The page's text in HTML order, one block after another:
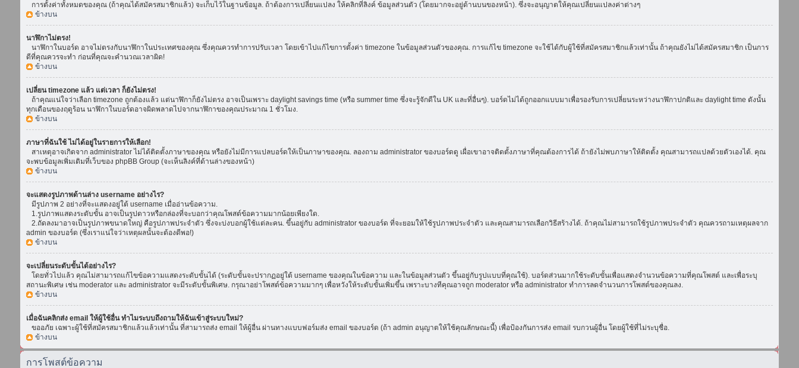
การตั้งค่าทั้งหมดของคุณ (ถ้าคุณได้สมัครสมาชิกแล้ว) จะเก็บไว้ในฐานข้อมูล. ถ้าต้องการเปลี่ยนแปลง ให้คลิกที่ลิงค์ ข้อมูลส่วนตัว (โดยมากจะอยู่ด้านบนของหน้า). ซึ่งจะอนุญาตให้คุณเปลี่ยนแปลงค่าต่างๆ
ข้างบน
นาฬิกาไม่ตรง!
นาฬิกาในบอร์ด อาจไม่ตรงกับนาฬิกาในประเทศของคุณ ซึ่งคุณควรทำการปรับเวลา โดยเข้าไปแก้ไขการตั้งค่า timezone ในข้อมูลส่วนตัวของคุณ. การแก้ไข timezone จะใช้ได้กับผู้ใช้ที่สมัครสมาชิกแล้วเท่านั้น ถ้าคุณยังไม่ได้สมัครสมาชิก เป็นการ
ดีที่คุณควรจะทำ ก่อนที่คุณจะคำนวณเวลาผิด!
ข้างบน
เปลี่ยน timezone แล้ว แต่เวลา ก็ยังไม่ตรง!
ถ้าคุณแน่ใจว่าเลือก timezone ถูกต้องแล้ว แต่นาฬิกาก็ยังไม่ตรง อาจเป็นเพราะ daylight savings time (หรือ summer time ซึ่งจะรู้จักดีใน UK และที่อื่นๆ). บอร์ดไม่ได้ถูกออกแบบมาเพื่อรองรับการเปลี่ยนระหว่างนาฬิกาปกติและ daylight time ดังนั้น
ทุกเดือนของฤดูร้อน นาฬิกาในบอร์ดอาจผิดพลาดไปจากนาฬิกาของคุณประมาณ 1 ชั่วโมง.
ข้างบน
ภาษาที่ฉันใช้ ไม่ได้อยู่ในรายการให้เลือก!
สาเหตุอาจเกิดจาก administrator ไม่ได้ติดตั้งภาษาของคุณ หรือยังไม่มีการแปลบอร์ดให้เป็นภาษาของคุณ. ลองถาม administrator ของบอร์ดดู เผื่อเขาอาจติดตั้งภาษาที่คุณต้องการได้ ถ้ายังไม่พบภาษาให้ติดตั้ง คุณสามารถแปลด้วยตัวเองได้. คุณ
จะพบข้อมูลเพิ่มเติมที่เว็บของ phpBB Group (จะเห็นลิงค์ที่ด้านล่างของหน้า)
ข้างบน
จะแสดงรูปภาพด้านล่าง username อย่างไร?
มีรูปภาพ 2 อย่างที่จะแสดงอยู่ใต้ username เมื่ออ่านข้อความ.
1.รูปภาพแสดงระดับขั้น อาจเป็นรูปดาวหรือกล่องที่จะบอกว่าคุณโพสต์ข้อความมากน้อยเพียงใด.
2.ถัดลงมาอาจเป็นรูปภาพขนาดใหญ่ คือรูปภาพประจำตัว ซึ่งจะบ่งบอกผู้ใช้แต่ละคน. ขึ้นอยู่กับ administrator ของบอร์ด ที่จะยอมให้ใช้รูปภาพประจำตัว และคุณสามารถเลือกวิธีสร้างได้. ถ้าคุณไม่สามารถใช้รูปภาพประจำตัว คุณควรถามเหตุผลจาก
admin ของบอร์ด (ซึ่งเราแน่ใจว่าเหตุผลนั้นจะต้องดีพอ!)
ข้างบน
จะเปลี่ยนระดับขั้นได้อย่างไร?
โดยทั่วไปแล้ว คุณไม่สามารถแก้ไขข้อความแสดงระดับขั้นได้ (ระดับขั้นจะปรากฏอยู่ใต้ username ของคุณในข้อความ และในข้อมูลส่วนตัว ขึ้นอยู่กับรูปแบบที่คุณใช้). บอร์ดส่วนมากใช้ระดับขั้นเพื่อแสดงจำนวนข้อความที่คุณโพสต์ และเพื่อระบุ
สถานะพิเศษ เช่น moderator และ administrator จะมีระดับขั้นพิเศษ. กรุณาอย่าโพสต์ข้อความมากๆ เพื่อหวังให้ระดับขั้นเพิ่มขึ้น เพราะบางทีคุณอาจถูก moderator หรือ administrator ทำการลดจำนวนการโพสต์ของคุณลง.
ข้างบน
เมื่อฉันคลิกส่ง email ให้ผู้ใช้อื่น ทำไมระบบถึงถามให้ฉันเข้าสู่ระบบใหม่?
ขออภัย เฉพาะผู้ใช้ที่สมัครสมาชิกแล้วแล้วเท่านั้น ที่สามารถส่ง email ให้ผู้อื่น ผ่านทางแบบฟอร์มส่ง email ของบอร์ด (ถ้า admin อนุญาตให้ใช้คุณลักษณะนี้) เพื่อป้องกันการส่ง email รบกวนผู้อื่น โดยผู้ใช้ที่ไม่ระบุชื่อ.
ข้างบน
การโพสต์ข้อความ